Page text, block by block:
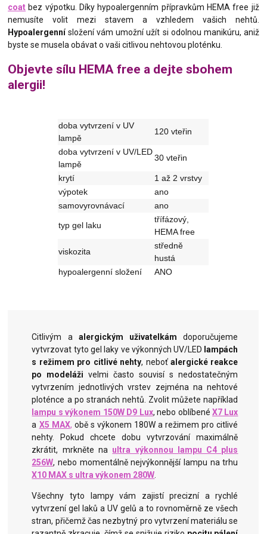
coat bez výpotku. Díky hypoalergenním přípravkům HEMA free již
nemusíte volit mezi stavem a vzhledem vašich nehtů.
Hypoalergennísložení vám umožní užít si odolnou manikúru, aniž
byste se musela obávat o vaši citlivou nehtovou ploténku.
Objevte sílu HEMA free a dejte sbohem
alergii!
doba vytvrzení v UV
lampě
120 vteřin
doba vytvrzení v UV/LED
lampě
30 vteřin
krytí
1 až 2 vrstvy
výpotek
ano
samovyrovnávací
ano
typ gel laku
třífázový,
HEMA free
viskozita
středně
hustá
hypoalergenní složení
ANO
Citlivým a alergickým uživatelkám doporučujeme
vytvrzovat tyto gel laky ve výkonných UV/LED lampách
s režimem pro citlivé nehty, neboťalergické reakce
po modeláži velmi často souvisí s nedostatečným
vytvrzením jednotlivých vrstev zejména na nehtové
ploténce a po stranách nehtů. Zvolit můžete například
lampu s výkonem 150W D9 Lux, nebo oblíbenéX7 Lux
a X5 MAX, obě s výkonem 180W a režimem pro citlivé
nehty. Pokud chcete dobu vytvrzování maximálně
zkrátit, mrkněte na ultra výkonnou lampu C4 plus
256W, nebo momentálně nejvýkonnější lampu na trhu
X10 MAX s ultra výkonem 280W.
Všechny tyto lampy vám zajistí precizní a rychlé
vytvrzení gel laků a UV gelů a to rovnoměrně ze všech
stran, přičemž čas nezbytný pro vytvrzení materiálu se